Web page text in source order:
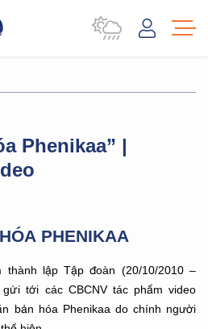
Phenikaa” |
PHENIKAA
thành lập Tập đoàn (20/10/2010 –
gửi tới các CBCNV tác phẩm video
bản hóa Phenikaa do chính người